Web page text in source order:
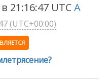
21:16:47 UTCA
(UTC+00:00)